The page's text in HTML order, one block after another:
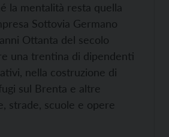
la mentalità resta quella
Sottovia Germano
Ottanta del secolo
una trentina di dipendenti
nella costruzione di
sul Brenta e altre
strade, scuole e opere